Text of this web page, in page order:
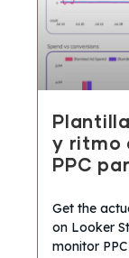
y ritmo
PPC
Get the
on Looker
monitor